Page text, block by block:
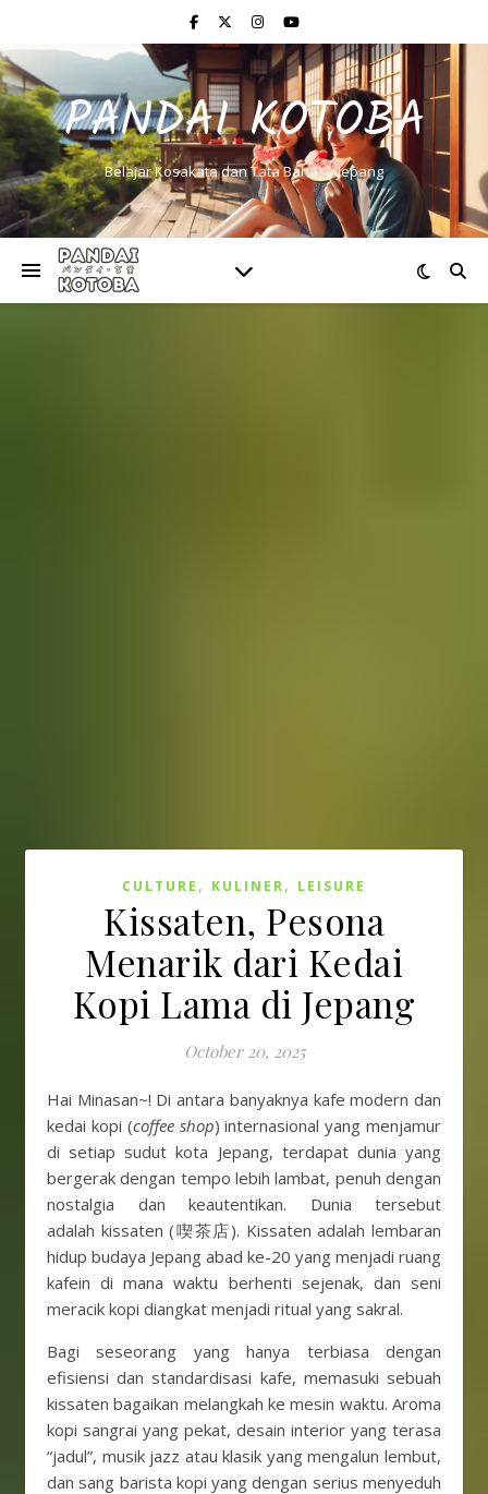
PANDAI KOTOBA
Belajar Kosakata dan Tata Bahasa Jepang
CULTURE , KULINER, LEISURE
Kissaten, Pesona
Menarik dari Kedai
Kopi Lama di Jepang
October 20, 2025
Hai Minasan~! Di antara banyaknya kafe modern dan
kedai kopi (coffee shop) internasional yang menjamur
di setiap sudut kota Jepang, terdapat dunia yang
bergerak dengan tempo lebih lambat, penuh dengan
nostalgia dan keautentikan. Dunia tersebut
adalah kissaten (喫茶店). Kissaten adalah lembaran
hidup budaya Jepang abad ke-20 yang menjadi ruang
kafein di mana waktu berhenti sejenak, dan seni
meracik kopi diangkat menjadi ritual yang sakral.
Bagi seseorang yang hanya terbiasa dengan
efisiensi dan standardisasi kafe, memasuki sebuah
kissaten bagaikan melangkah ke mesin waktu. Aroma
kopi sangrai yang pekat, desain interior yang terasa
“jadul”, musik jazz atau klasik yang mengalun lembut,
dan sang barista kopi yang dengan serius menyeduh